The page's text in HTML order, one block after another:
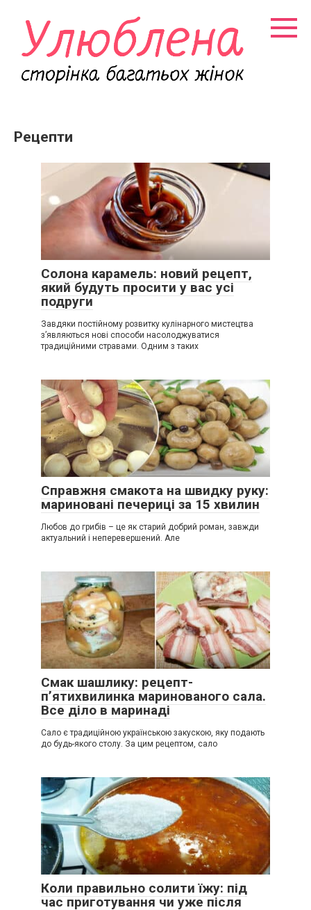
контенту
Рецепти
Солона карамель: новий рецепт,
який будуть просити у вас усі
подруги
Завдяки постійному розвитку кулінарного мистецтва
з’являються нові способи насолоджуватися
традиційними стравами. Одним з таких
Справжня смакота на швидку руку:
мариновані печериці за 15 хвилин
Любов до грибів – це як старий добрий роман, завжди
актуальний і неперевершений. Але
Смак шашлику: рецепт-
п’ятихвилинка маринованого сала.
Все діло в маринаді
Сало є традиційною українською закускою, яку подають
до будь-якого столу. За цим рецептом, сало
Коли правильно солити їжу: під
час приготування чи уже після